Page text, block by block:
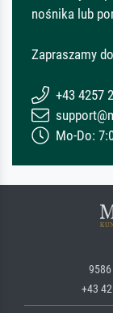
nośnika lub
Zapraszamy
+43 4257
Mo-Do:
9586
+43